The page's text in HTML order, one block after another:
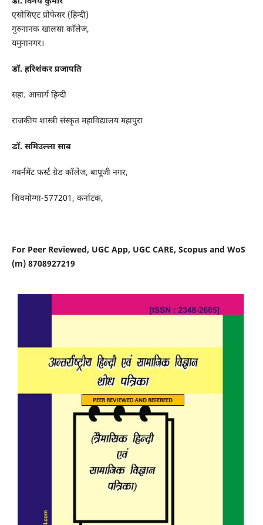
एसोसिएट प्रोफेसर (हिन्दी)
गुरुनानक खालसा काॅलेज,
यमुनानगर।
डॉ. हरिशंकर प्रजापति
सहा. आचार्य हिन्दी
राजकीय शास्त्री संस्कृत महाविद्यालय महापुरा
डॉ. समिउल्ला साब
गवर्नमेंट फर्स्ट ग्रेड कॉलेज, बापूजी नगर,
शिवमोग्गा-577201, कर्नाटक,
For Peer Reviewed, UGC App, UGC CARE, Scopus and WoS
(m) 8708927219